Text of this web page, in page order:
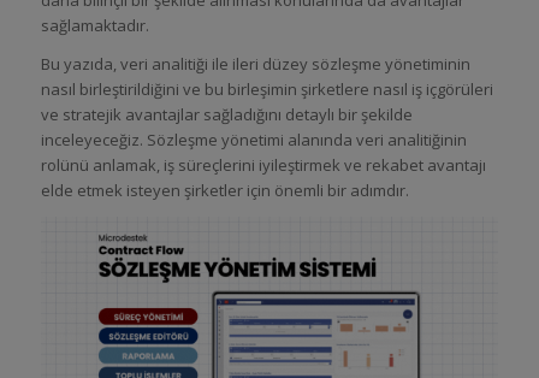
sağlamaktadır.
Bu yazıda, veri analitiği ile ileri düzey sözleşme yönetiminin
nasıl birleştirildiğini ve bu birleşimin şirketlere nasıl iş içgörüleri
ve stratejik avantajlar sağladığını detaylı bir şekilde
inceleyeceğiz. Sözleşme yönetimi alanında veri analitiğinin
rolünü anlamak, iş süreçlerini iyileştirmek ve rekabet avantajı
elde etmek isteyen şirketler için önemli bir adımdır.